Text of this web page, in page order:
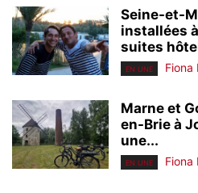
Seine-et-
installées
suites
EN UNE Fiona
Marne et
en-Brie à
une...
EN UNE Fiona